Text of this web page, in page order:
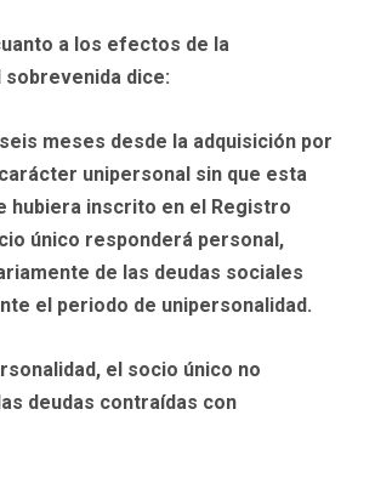
a los efectos de la
sobrevenida dice:
meses desde la adquisición por
unipersonal sin que esta
hubiera inscrito en el Registro
único responderá personal,
de las deudas sociales
el periodo de unipersonalidad.
el socio único no
deudas contraídas con